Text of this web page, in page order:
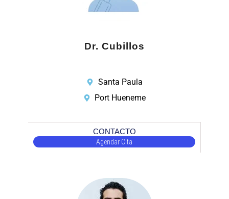
Dr. Cubillos
Santa Paula
Port Hueneme
CONTACTO
Agendar Cita